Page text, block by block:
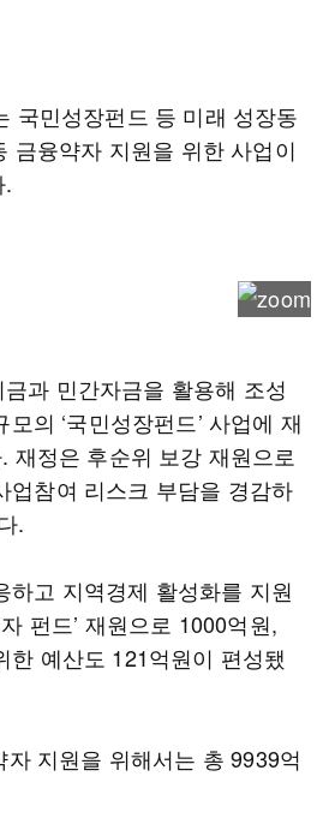
국민성장펀드 등 미래 성장동
금융약자 지원을 위한 사업이
과 민간자금을 활용해 조성
의 ‘국민성장펀드’ 사업에 재
재정은 후순위 보강 재원으로
업참여 리스크 부담을 경감하
.
하고 지역경제 활성화를 지원
펀드’ 재원으로 1000억원,
한 예산도 121억원이 편성됐
지원을 위해서는 총 9939억